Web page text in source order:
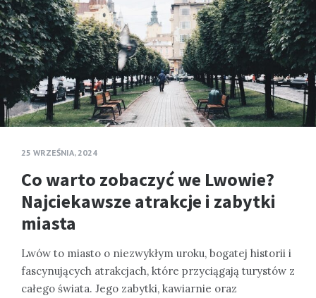
25 WRZEŚNIA, 2024
Co warto zobaczyć we Lwowie?
Najciekawsze atrakcje i zabytki
miasta
Lwów to miasto o niezwykłym uroku, bogatej historii i
fascynujących atrakcjach, które przyciągają turystów z
całego świata. Jego zabytki, kawiarnie oraz